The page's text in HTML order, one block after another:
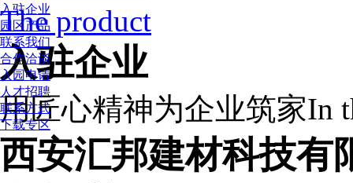
入驻企业
园区产品
联系我们
合作洽谈
入园申请
人才招聘
联系方式
下载专区
The product
入驻企业
用匠心精神为企业筑家In
西安汇邦建材科技有